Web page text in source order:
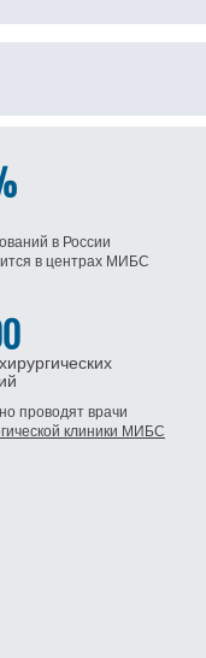
в России
в центрах МИБС
проводят врачи
клиники МИБС